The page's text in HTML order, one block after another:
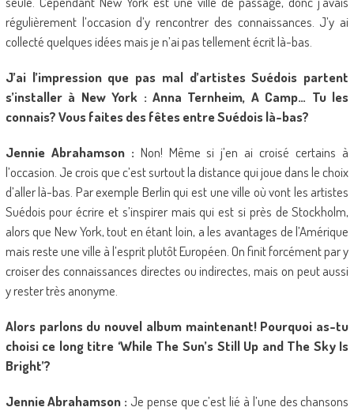
régulièrement l’occasion d’y rencontrer des connaissances. J’y ai
collecté quelques idées mais je n’ai pas tellement écrit là-bas.
J’ai l’impression que pas mal d’artistes Suédois partent
s’installer à New York : Anna Ternheim, A Camp… Tu les
connais? Vous faites des fêtes entre Suédois là-bas?
Jennie Abrahamson : Non! Même si j’en ai croisé certains à
l’occasion. Je crois que c’est surtout la distance qui joue dans le choix
d’aller là-bas. Par exemple Berlin qui est une ville où vont les artistes
Suédois pour écrire et s’inspirer mais qui est si près de Stockholm,
alors que New York, tout en étant loin, a les avantages de l’Amérique
mais reste une ville à l’esprit plutôt Européen. On finit forcément par y
croiser des connaissances directes ou indirectes, mais on peut aussi
y rester très anonyme.
Alors parlons du nouvel album maintenant! Pourquoi as-tu
choisi ce long titre ‘While The Sun’s Still Up and The Sky Is
Bright’?
Jennie Abrahamson : Je pense que c’est lié à l’une des chansons